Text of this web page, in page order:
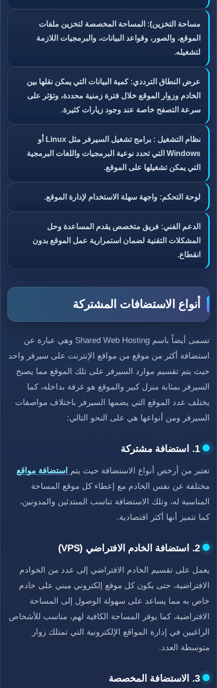
مساحة التخزين): المساحة المخصصة لتخزين ملفات
الموقع، والصور، وقواعد البيانات، والبرمجيات اللازمة
لتشغيله.
عرض النطاق الترددي: كمية البيانات التي يمكن نقلها بين
الخادم وزوار الموقع خلال فترة زمنية محددة، وتؤثر على
سرعة التصفح خاصة عند وجود زيارات كثيرة.
نظام التشغيل : برامج تشغيل السيرفر مثل Linux أو
Windows التي تحدد نوعية البرمجيات واللغات البرمجية
التي يمكن تشغيلها على الموقع.
لوحة التحكم: واجهة سهلة الاستخدام لإدارة الموقع.
الدعم الفني: فريق متخصص يقدم المساعدة وحل
المشكلات التقنية لضمان استمرارية عمل الموقع بدون
انقطاع.
أنواع الاستضافات المشتركة
تسمى أيضاً باسم Shared Web Hosting وهي عبارة عن
استضافة أكثر من موقع من مواقع الإنترنت على سيرفر واحد
حيث يتم تقسيم موارد السيرفر على تلك الموقع مما يصبح
السيرفر بمثابة منزل كبير والموقع هو غرفة بداخله، كما
يختلف عدد الموقع التي يضمها السيرفر باختلاف مواصفات
السيرفر ومن أنواعها هي على النحو التالي:
1. استضافة مشتركة
تعتبر من أرخص أنواع الاستضافة حيث يتم
استضافة مواقع
مختلفة عن نفس الخادم مع إعطاء كل موقع المساحة
المناسبة له، وتلك الاستضافة تناسب المبتدئين والمدونين،
كما تتميز أنها أكثر اقتصادية.
2. استضافة الخادم الافتراضي (VPS)
يعمل على تقسيم الخادم الافتراضي إلى عدد من الخوادم
الافتراضية، حتى يكون كل موقع إلكتروني مبني على خادم
خاص به مما يساعد على سهولة الوصول إلى المساحة
الافتراضية، كما يوفر المساحة الكافية لهم، مناسب للأشخاص
الراغبين في إدارة المواقع الإلكترونية التي تمتلك زوار
متوسطة العدد.
3. الاستضافة المخصصة